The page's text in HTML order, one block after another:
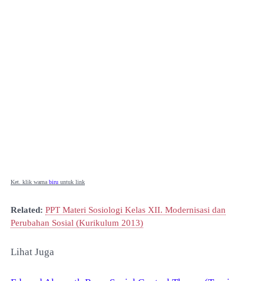
Ket. klik warna biru untuk link
Related: PPT Materi Sosiologi Kelas XII. Modernisasi dan
Perubahan Sosial (Kurikulum 2013)
Lihat Juga